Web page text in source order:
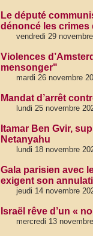
Le député
dénoncé les crimes
vendredi 29
Violences
mensonger"
mardi 26 novembre
Mandat d’arrêt
lundi 25 novembre
Itamar Ben Gvir,
Netanyahu
lundi 18 novembre
Gala parisien avec
exigent son
jeudi 14 novembre
Israël rêve d’un «
mercredi 13